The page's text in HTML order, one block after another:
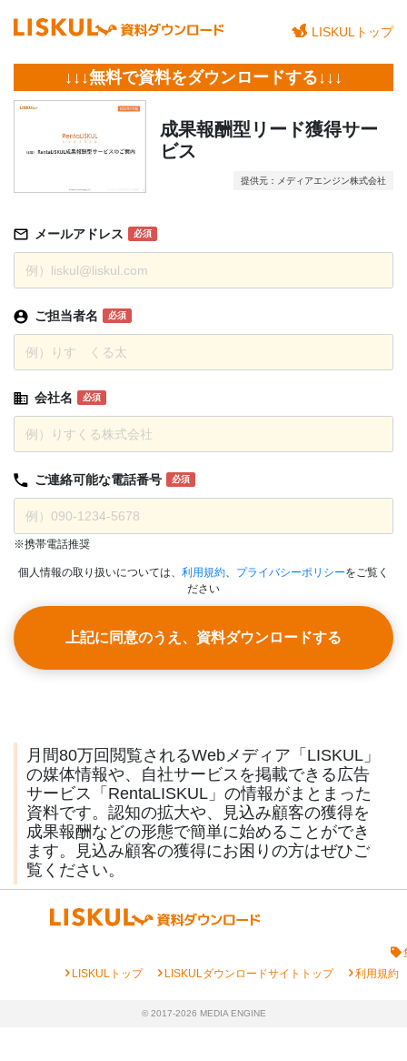
LISKULトップ
↓↓↓無料で資料をダウンロードする↓↓↓
成果報酬型リード獲得サー
ビス
提供元：メディアエンジン株式会社
メールアドレス 必須
ご担当者名 必須
会社名 必須
ご連絡可能な電話番号 必須
※携帯電話推奨
個人情報の取り扱いについては、 利用規約 プライバシーポリシーをご覧く
ださい
上記に同意のうえ、資料ダウンロードする
月間80万回閲覧されるWebメディア「LISKUL」
の媒体情報や、自社サービスを掲載できる広告
サービス「RentaLISKUL」の情報がまとまった
資料です。認知の拡大や、見込み顧客の獲得を
成果報酬などの形態で簡単に始めることができ
ます。見込み顧客の獲得にお困りの方はぜひご
覧ください。
chevron_rightLISKULトップ chevron_rightLISKULダウンロードサイトトップ chevron_right利用規約
© 2017-2026 MEDIA ENGINE